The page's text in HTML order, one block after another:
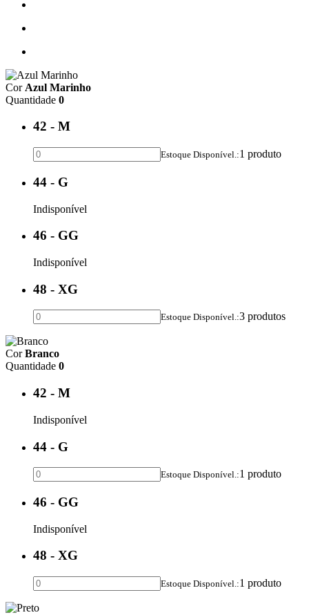
Cor Azul Marinho
Quantidade 0
42 - M
Estoque Disponível.:1 produto
44 - G
Indisponível
46 - GG
Indisponível
48 - XG
Estoque Disponível.:3 produtos
CorBranco
Quantidade 0
42 - M
Indisponível
44 - G
Estoque Disponível.:1 produto
46 - GG
Indisponível
48 - XG
Estoque Disponível.:1 produto